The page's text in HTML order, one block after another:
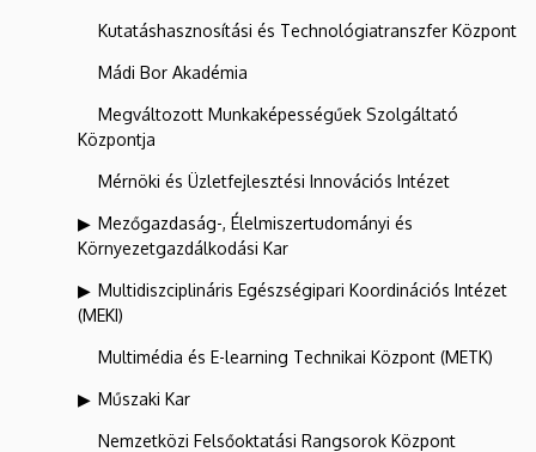
Kutatáshasznosítási és Technológiatranszfer Központ
Mádi Bor Akadémia
Megváltozott Munkaképességűek Szolgáltató
Központja
Mérnöki és Üzletfejlesztési Innovációs Intézet
Mezőgazdaság-, Élelmiszertudományi és
Környezetgazdálkodási Kar
Multidiszciplináris Egészségipari Koordinációs Intézet
(MEKI)
Multimédia és E-learning Technikai Központ (METK)
Műszaki Kar
Nemzetközi Felsőoktatási Rangsorok Központ